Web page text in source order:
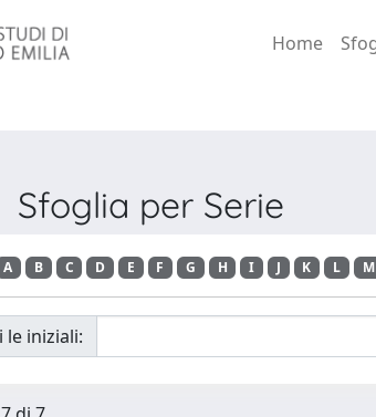
Home
Sfoglia per Serie
A B C D E F G H I J K L M
le iniziali: